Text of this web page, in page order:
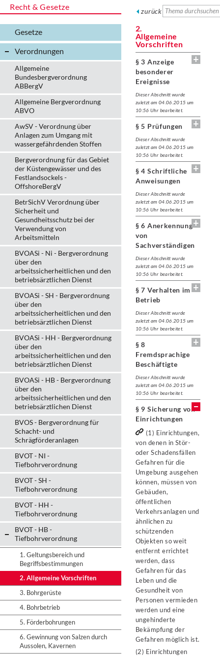
Recht & Gesetze
Gesetze
Verordnungen
Allgemeine
Bundesbergverordnung
ABBergV
Allgemeine Bergverordnung
ABVO
AwSV - Verordnung über
Anlagen zum Umgang mit
wassergefährdenden Stoffen
Bergverordnung für das Gebiet
der Küstengewässer und des
Festlandsockels -
OffshoreBergV
BetrSichV Verordnung über
Sicherheit und
Gesundheitsschutz bei der
Verwendung von
Arbeitsmitteln
BVOASi - Ni - Bergverordnung
über den
arbeitssicherheitlichen und den
betriebsärztlichen Dienst
BVOASi - SH - Bergverordnung
über den
arbeitssicherheitlichen und den
betriebsärztlichen Dienst
BVOASi - HH - Bergverordnung
über den
arbeitssicherheitlichen und den
betriebsärztlichen Dienst
BVOASi - HB - Bergverordnung
über den
arbeitssicherheitlichen und den
betriebsärztlichen Dienst
BVOS - Bergverordnung für
Schacht- und
Schrägförderanlagen
BVOT - NI -
Tiefbohrverordnung
BVOT - SH -
Tiefbohrverordnung
BVOT - HH -
Tiefbohrverordnung
BVOT - HB -
Tiefbohrverordnung
1. Geltungsbereich und
Begriffsbestimmungen
2. Allgemeine Vorschriften
3. Bohrgerüste
4. Bohrbetrieb
5. Förderbohrungen
6. Gewinnung von Salzen durch
Aussolen, Kavernen
zurück
2.
Allgemeine
Vorschriften
§ 3 Anzeige
besonderer
Ereignisse
Dieser Abschnitt wurde
zuletzt am 04.06.2015 um
10:56 Uhr bearbeitet.
§ 5 Prüfungen
Dieser Abschnitt wurde
zuletzt am 04.06.2015 um
10:56 Uhr bearbeitet.
§ 4 Schriftliche
Anweisungen
Dieser Abschnitt wurde
zuletzt am 04.06.2015 um
10:56 Uhr bearbeitet.
§ 6 Anerkennung
von
Sachverständigen
Dieser Abschnitt wurde
zuletzt am 04.06.2015 um
10:56 Uhr bearbeitet.
§ 7 Verhalten im
Betrieb
Dieser Abschnitt wurde
zuletzt am 04.06.2015 um
10:56 Uhr bearbeitet.
§ 8
Fremdsprachige
Beschäftigte
Dieser Abschnitt wurde
zuletzt am 04.06.2015 um
10:56 Uhr bearbeitet.
§ 9 Sicherung von
Einrichtungen
(1) Einrichtungen,
von denen in Stör-
oder Schadensfällen
Gefahren für die
Umgebung ausgehen
können, müssen von
Gebäuden,
öffentlichen
Verkehrsanlagen und
ähnlichen zu
schützenden
Objekten so weit
entfernt errichtet
werden, dass
Gefahren für das
Leben und die
Gesundheit von
Personen vermieden
werden und eine
ungehinderte
Bekämpfung der
Gefahren möglich ist.
(2) Einrichtungen